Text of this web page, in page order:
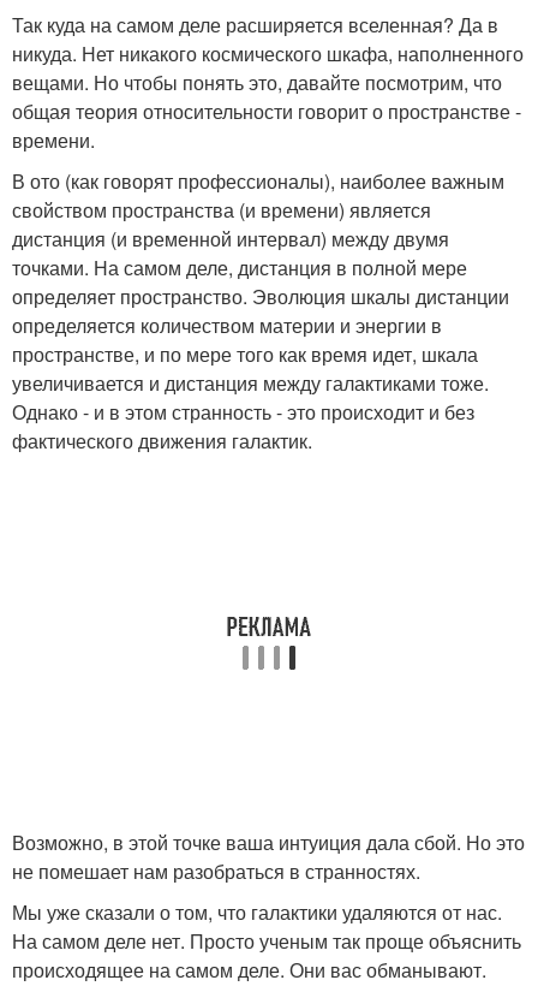
Так куда на самом деле расширяется вселенная? Да в
никуда. Нет никакого космического шкафа, наполненного
вещами. Но чтобы понять это, давайте посмотрим, что
общая теория относительности говорит о пространстве -
времени.
В ото (как говорят профессионалы), наиболее важным
свойством пространства (и времени) является
дистанция (и временной интервал) между двумя
точками. На самом деле, дистанция в полной мере
определяет пространство. Эволюция шкалы дистанции
определяется количеством материи и энергии в
пространстве, и по мере того как время идет, шкала
увеличивается и дистанция между галактиками тоже.
Однако - и в этом странность - это происходит и без
фактического движения галактик.
Возможно, в этой точке ваша интуиция дала сбой. Но это
не помешает нам разобраться в странностях.
Мы уже сказали о том, что галактики удаляются от нас.
На самом деле нет. Просто ученым так проще объяснить
происходящее на самом деле. Они вас обманывают.